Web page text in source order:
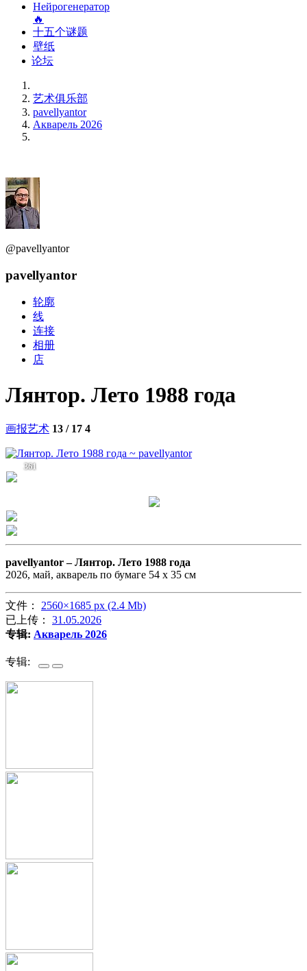
Нейрогенератор
🔥
十五个谜题
壁纸
论坛
艺术俱乐部
pavellyantor
Акварель 2026
@pavellyantor
pavellyantor
轮廓
线
连接
相册
店
Лянтор. Лето 1988 года
画报艺术 13 / 17 4
361
pavellyantor –Лянтор. Лето 1988 года
2026, май, акварель по бумаге 54 х 35 см
文件： 2560×1685 px (2.4 Mb)
已上传： 31.05.2026
专辑: Акварель 2026
专辑: